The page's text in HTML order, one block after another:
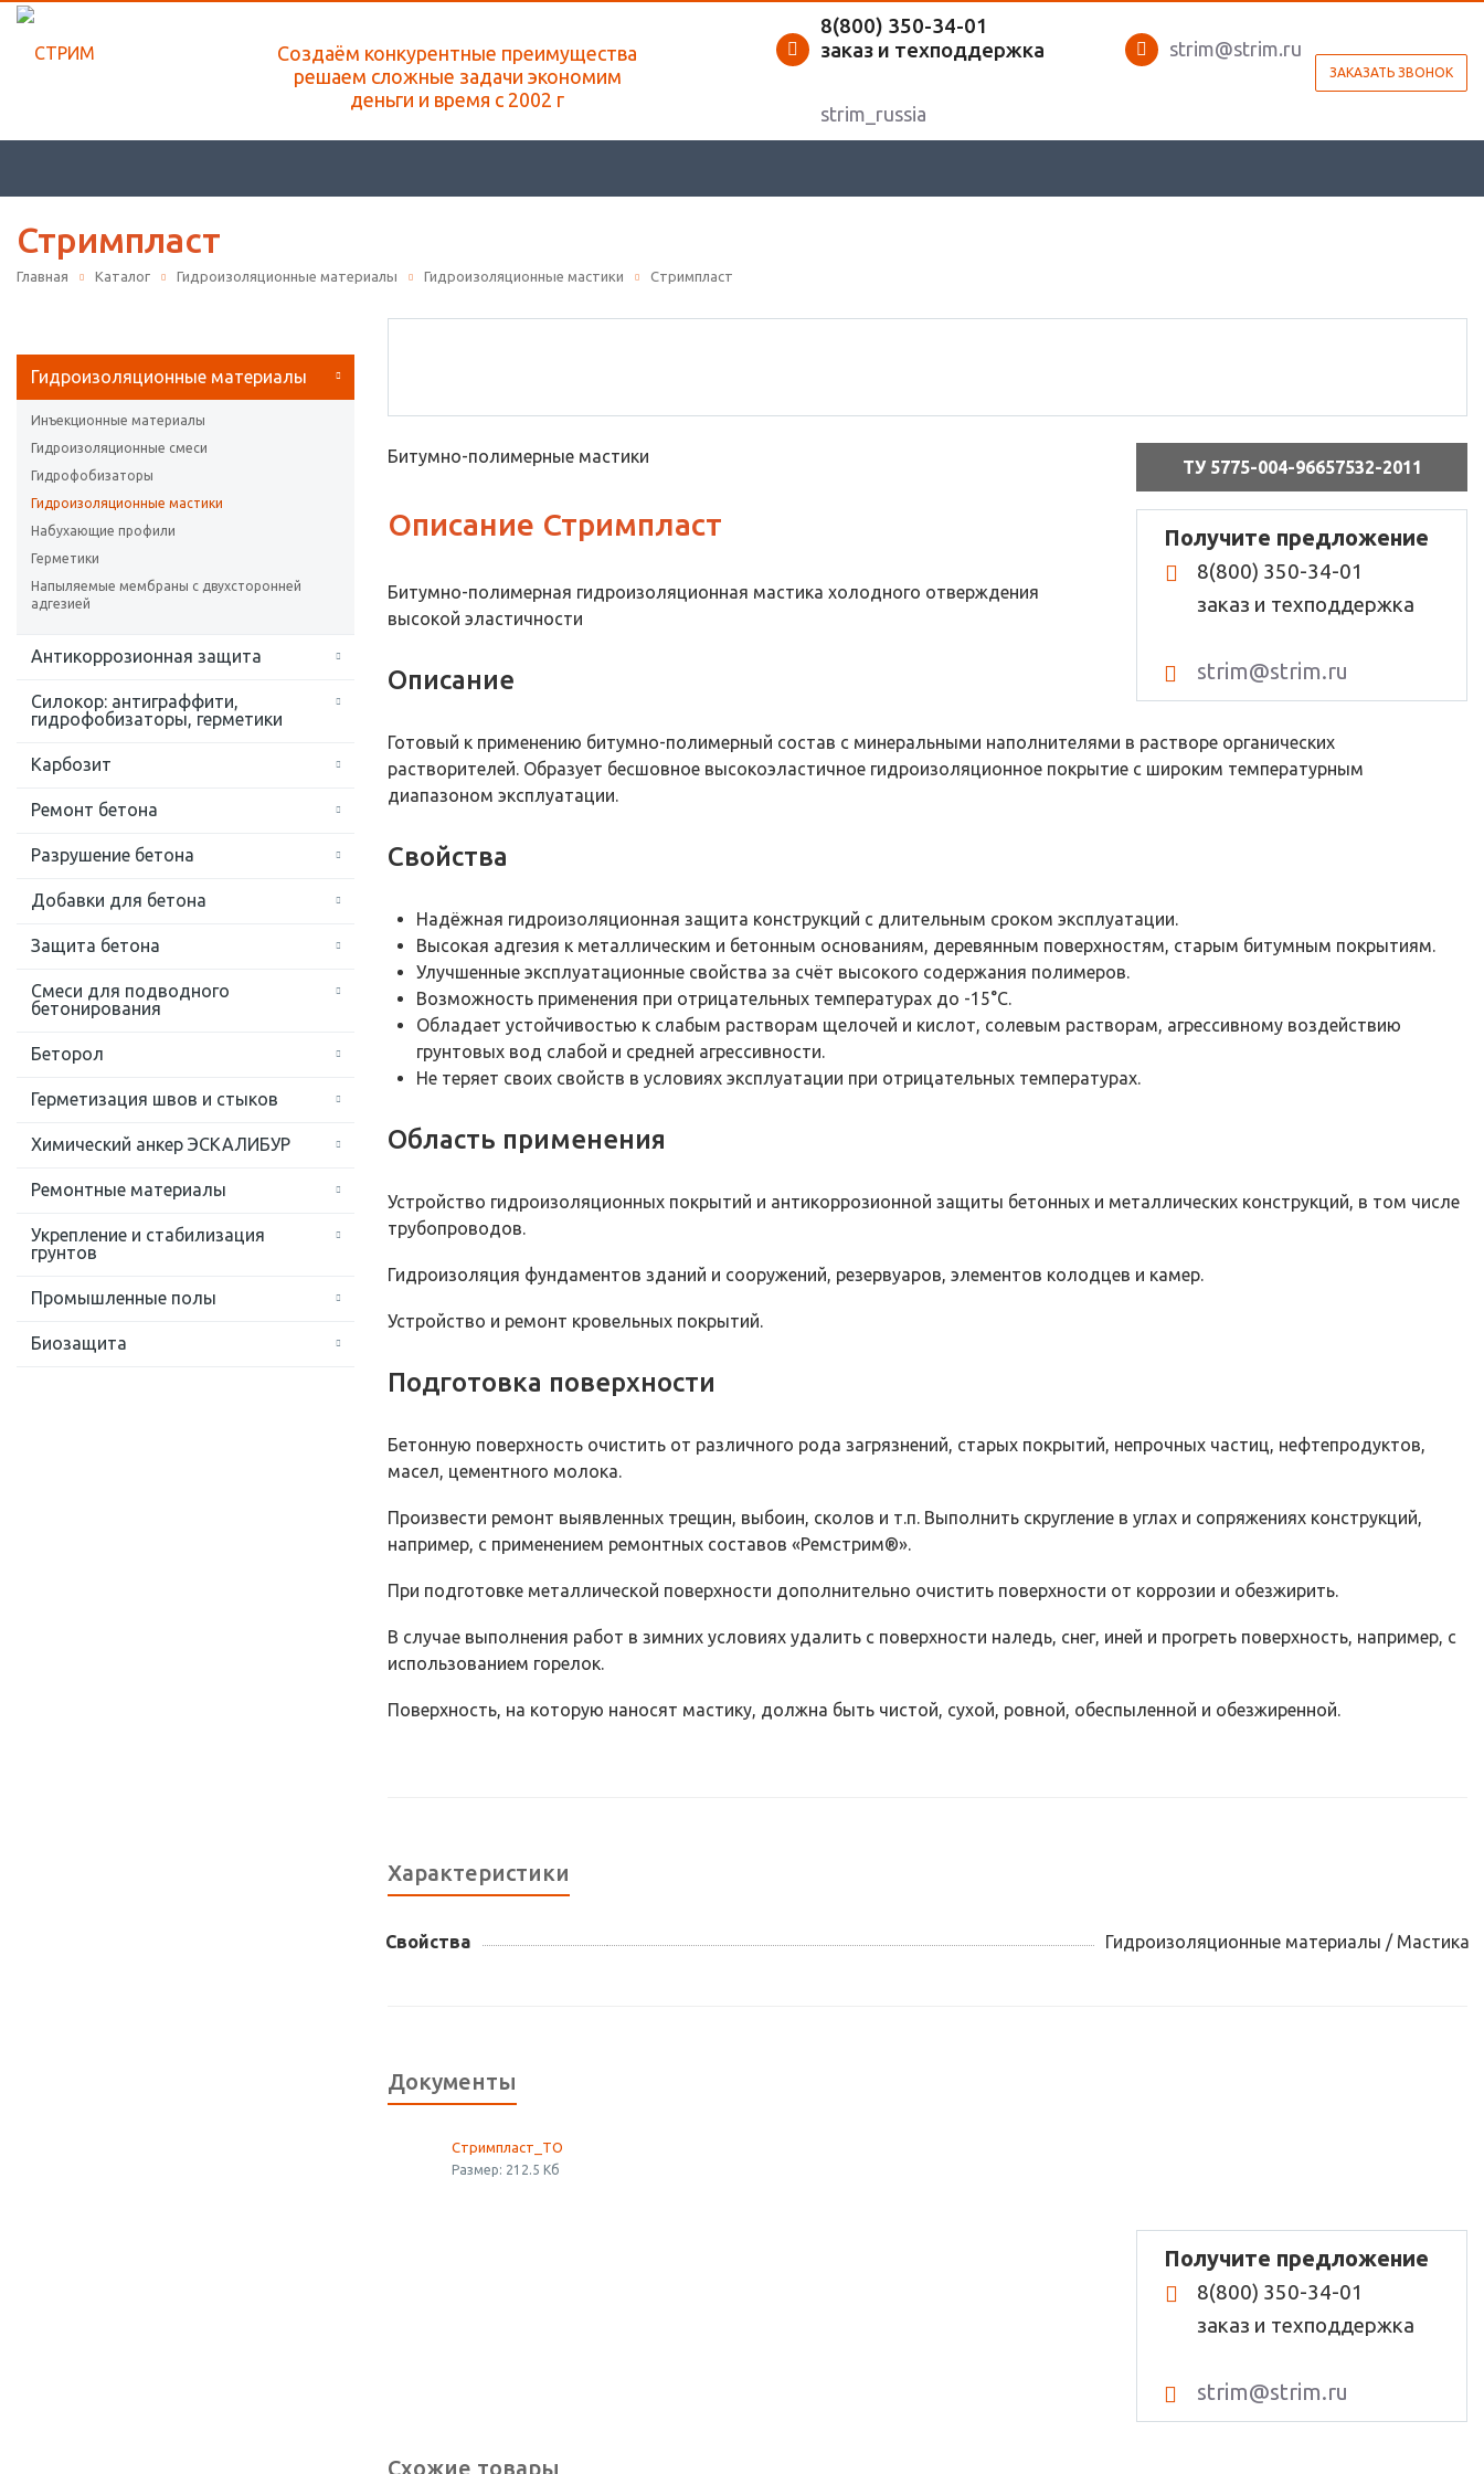
Создаём конкурентные преимущества
решаем сложные задачи экономим
деньги и время с 2002 г
ЗАКАЗАТЬ ЗВОНОК
8(800) 350-34-01
заказ и техподдержка
strim@strim.ru
strim_russia
Стримпласт
Главная Каталог Гидроизоляционные материалы Гидроизоляционные мастики Стримпласт
Гидроизоляционные материалы
Инъекционные материалы
Гидроизоляционные смеси
Гидрофобизаторы
Гидроизоляционные мастики
Набухающие профили
Герметики
Напыляемые мембраны с двухсторонней
адгезией
Антикоррозионная защита
Силокор: антиграффити,
гидрофобизаторы, герметики
Карбозит
Ремонт бетона
Разрушение бетона
Добавки для бетона
Защита бетона
Смеси для подводного
бетонирования
Беторол
Герметизация швов и стыков
Химический анкер ЭСКАЛИБУР
Ремонтные материалы
Укрепление и стабилизация
грунтов
Промышленные полы
Биозащита
Получите предложение
8(800) 350-34-01
заказ и техподдержка
strim@strim.ru
Битумно-полимерные мастики
Описание Стримпласт
ТУ 5775-004-96657532-2011
Битумно-полимерная гидроизоляционная мастика холодного отверждения
высокой эластичности
Описание
Готовый к применению битумно-полимерный состав с минеральными наполнителями в растворе органических
растворителей. Образует бесшовное высокоэластичное гидроизоляционное покрытие с широким температурным
диапазоном эксплуатации.
Свойства
Надёжная гидроизоляционная защита конструкций с длительным сроком эксплуатации.
Высокая адгезия к металлическим и бетонным основаниям, деревянным поверхностям, старым битумным покрытиям.
Улучшенные эксплуатационные свойства за счёт высокого содержания полимеров.
Возможность применения при отрицательных температурах до -15°С.
Обладает устойчивостью к слабым растворам щелочей и кислот, солевым растворам, агрессивному воздействию
грунтовых вод слабой и средней агрессивности.
Не теряет своих свойств в условиях эксплуатации при отрицательных температурах.
Область применения
Устройство гидроизоляционных покрытий и антикоррозионной защиты бетонных и металлических конструкций, в том числе
трубопроводов.
Гидроизоляция фундаментов зданий и сооружений, резервуаров, элементов колодцев и камер.
Устройство и ремонт кровельных покрытий.
Подготовка поверхности
Бетонную поверхность очистить от различного рода загрязнений, старых покрытий, непрочных частиц, нефтепродуктов,
масел, цементного молока.
Произвести ремонт выявленных трещин, выбоин, сколов и т.п. Выполнить скругление в углах и сопряжениях конструкций,
например, c применением ремонтных составов «Ремстрим®».
При подготовке металлической поверхности дополнительно очистить поверхности от коррозии и обезжирить.
В случае выполнения работ в зимних условиях удалить с поверхности наледь, снег, иней и прогреть поверхность, например, с
использованием горелок.
Поверхность, на которую наносят мастику, должна быть чистой, сухой, ровной, обеспыленной и обезжиренной.
Характеристики
Свойства Гидроизоляционные материалы / Мастика
Документы
Стримпласт_ТО
Размер: 212.5 Кб
Получите предложение
8(800) 350-34-01
заказ и техподдержка
strim@strim.ru
Схожие товары